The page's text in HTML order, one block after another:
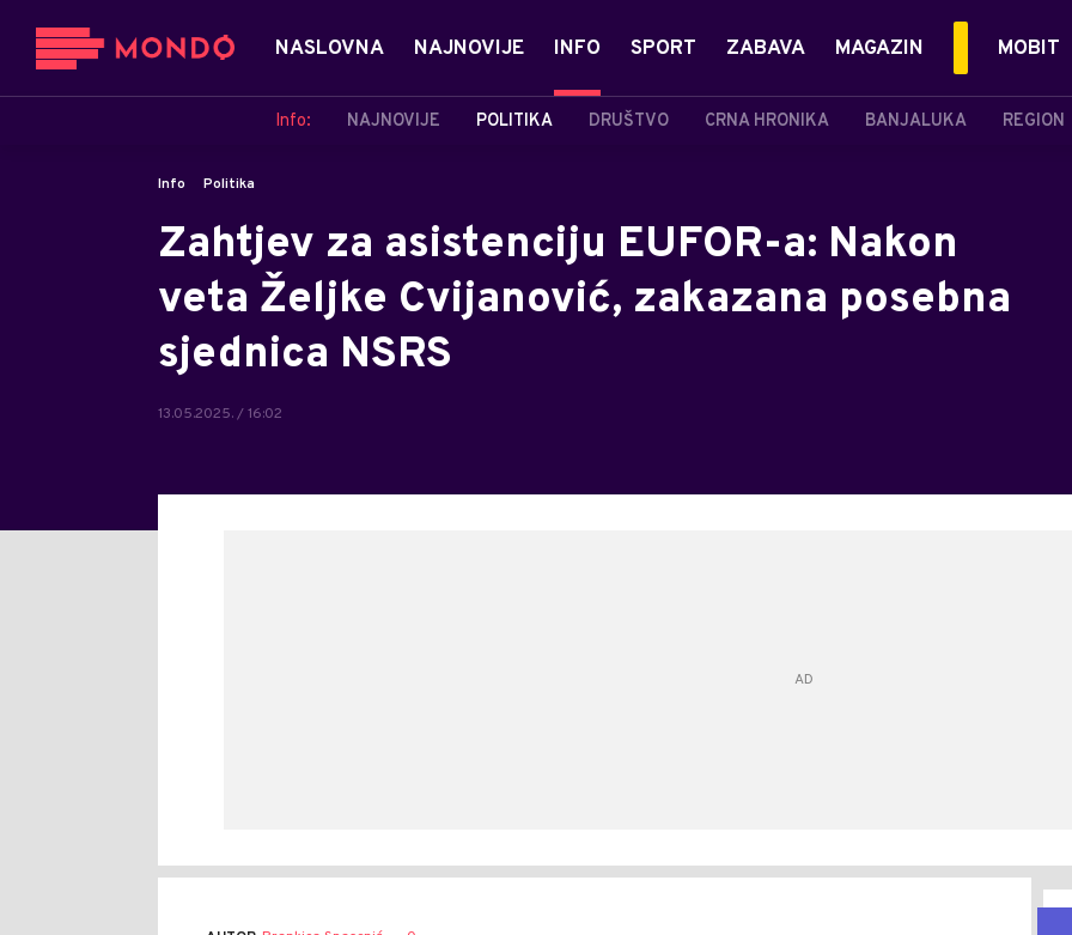
NASLOVNA NAJNOVIJE INFO
Info: NAJNOVIJE POLITIKA DRUŠTVO CRNA HRONIKA BANJALUKA REGION
SPORT ZABAVA MAGAZIN MOBIT
Info Politika
Zahtjev za asistenciju EUFOR-a: Nakon
veta Željke Cvijanović, zakazana posebna
sjednica NSRS
13.05.2025. / 16:02